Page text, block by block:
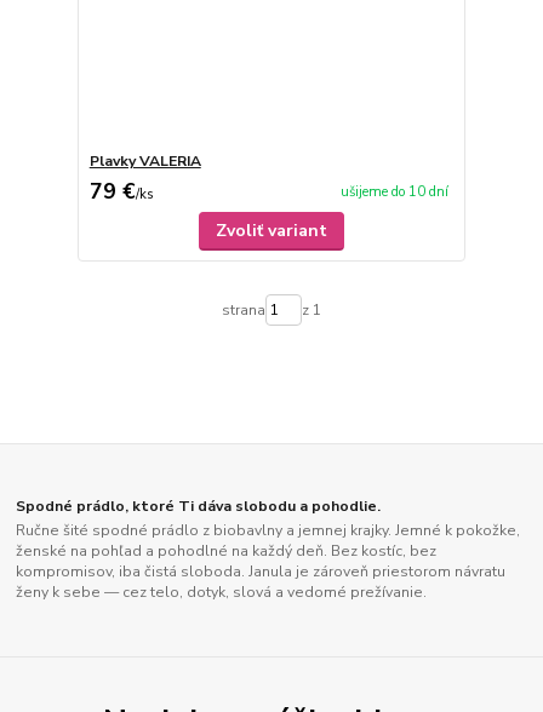
Plavky VALERIA
79 €/ks ušijeme do 10 dní
Zvoliť variant
strana z 1
Spodné prádlo, ktoré Ti dáva slobodu a pohodlie.
Ručne šité spodné prádlo z biobavlny a jemnej krajky. Jemné k pokožke,
ženské na pohľad a pohodlné na každý deň. Bez kostíc, bez
kompromisov, iba čistá sloboda. Janula je zároveň priestorom návratu
ženy k sebe — cez telo, dotyk, slová a vedomé prežívanie.